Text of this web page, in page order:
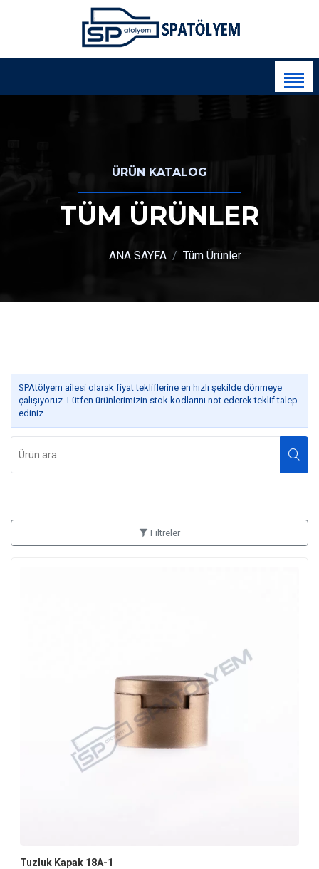
ÜRÜN KATALOG
TÜM ÜRÜNLER
ANA SAYFA Tüm Ürünler
SPAtölyem ailesi olarak fiyat tekliflerine en hızlı şekilde dönmeye
çalışıyoruz. Lütfen ürünlerimizin stok kodlarını not ederek teklif talep
ediniz.
Ara
Filtreler
Tuzluk Kapak 18A-1